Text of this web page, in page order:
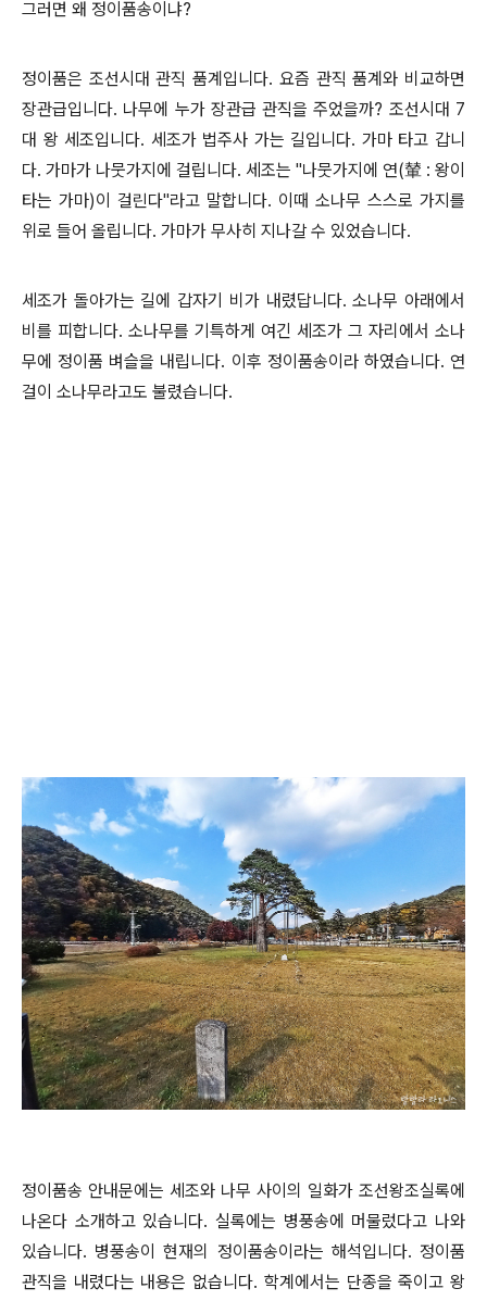
그러면 왜 정이품송이냐?
정이품은 조선시대 관직 품계입니다. 요즘 관직 품계와 비교하면
장관급입니다. 나무에 누가 장관급 관직을 주었을까? 조선시대 7
대 왕 세조입니다. 세조가 법주사 가는 길입니다. 가마 타고 갑니
다. 가마가 나뭇가지에 걸립니다. 세조는 "나뭇가지에 연(輦 : 왕이
타는 가마)이 걸린다"라고 말합니다. 이때 소나무 스스로 가지를
위로 들어 올립니다. 가마가 무사히 지나갈 수 있었습니다.
세조가 돌아가는 길에 갑자기 비가 내렸답니다. 소나무 아래에서
비를 피합니다. 소나무를 기특하게 여긴 세조가 그 자리에서 소나
무에 정이품 벼슬을 내립니다. 이후 정이품송이라 하였습니다. 연
걸이 소나무라고도 불렸습니다.
정이품송 안내문에는 세조와 나무 사이의 일화가 조선왕조실록에
나온다 소개하고 있습니다. 실록에는 병풍송에 머물렀다고 나와
있습니다. 병풍송이 현재의 정이품송이라는 해석입니다. 정이품
관직을 내렸다는 내용은 없습니다. 학계에서는 단종을 죽이고 왕